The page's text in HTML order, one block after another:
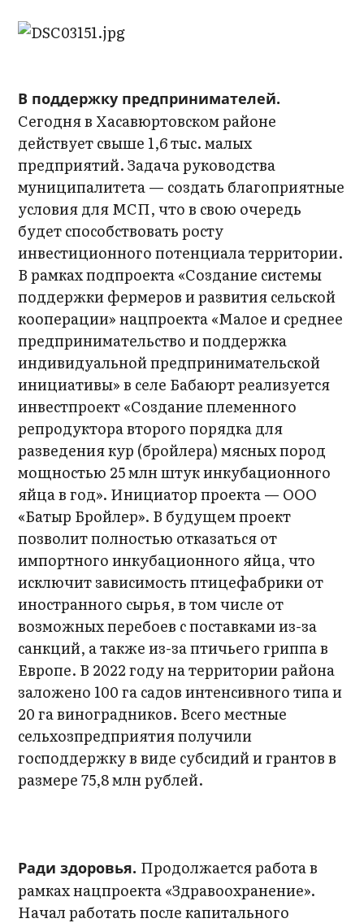
В поддержку предпринимателей.
Сегодня в Хасавюртовском районе
действует свыше 1,6 тыс. малых
предприятий. Задача руководства
муниципалитета — создать благоприятные
условия для МСП, что в свою очередь
будет способствовать росту
инвестиционного потенциала территории.
В рамках подпроекта «Создание системы
поддержки фермеров и развития сельской
кооперации» нацпроекта «Малое и среднее
предпринимательство и поддержка
индивидуальной предпринимательской
инициативы» в селе Бабаюрт реализуется
инвестпроект «Создание племенного
репродуктора второго порядка для
разведения кур (бройлера) мясных пород
мощностью 25 млн штук инкубационного
яйца в год». Инициатор проекта — ООО
«Батыр Бройлер». В будущем проект
позволит полностью отказаться от
импортного инкубационного яйца, что
исключит зависимость птицефабрики от
иностранного сырья, в том числе от
возможных перебоев с поставками из-за
санкций, а также из-за птичьего гриппа в
Европе. В 2022 году на территории района
заложено 100 га садов интенсивного типа и
20 га виноградников. Всего местные
сельхозпредприятия получили
господдержку в виде субсидий и грантов в
размере 75,8 млн рублей.
Ради здоровья. Продолжается работа в
рамках нацпроекта «Здравоохранение».
Начал работать после капитального